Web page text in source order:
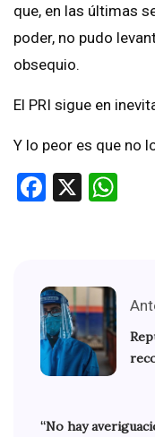
que, en las últimas
poder, no pudo
obsequio.
El PRI sigue en
Y lo peor es que no
Facebook
X
“No hay